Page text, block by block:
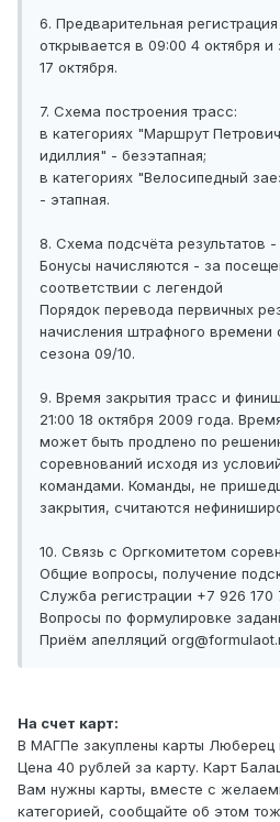
6. Предварительная
открывается в 09:00 4 октября и
17 октября.
7. Схема построения трасс:
в категориях "Маршрут
идиллия" - безэтапная;
в категориях "Велосипедный
- этапная.
8. Схема подсчёта результатов
Бонусы начисляются - за
соответствии с легендой
Порядок перевода первичных
начисления штрафного
сезона 09/10.
9. Время закрытия трасс и
21:00 18 октября 2009 года.
может быть продлено по
соревнований исходя из
командами. Команды, не
закрытия, считаются
10. Связь с Оргкомитетом
Общие вопросы, получение
Служба регистрации +7 926 170
Вопросы по формулировке
Приём апелляций
На счет карт:
В МАГПе закуплены карты
Цена 40 рублей за карту. Карт
Вам нужны карты, вместе с
категорией, сообщайте об этом